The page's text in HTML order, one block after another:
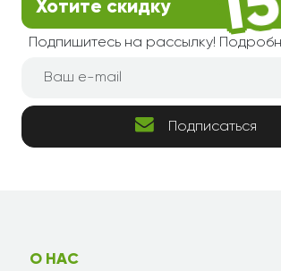
Хотите скидку
Подпишитесь на рассылку!
Подписаться
О НАС